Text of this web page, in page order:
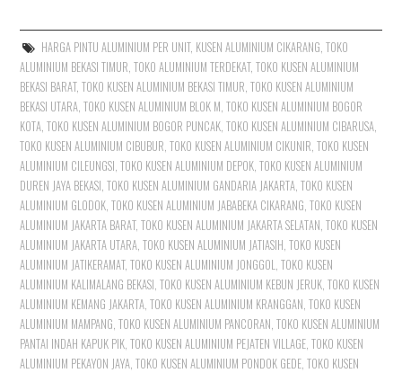
HARGA PINTU ALUMINIUM PER UNIT, KUSEN ALUMINIUM CIKARANG TOKO
ALUMINIUM BEKASI TIMUR ,TOKO ALUMINIUM TERDEKAT,TOKO KUSEN ALUMINIUM
BEKASI BARAT,TOKO KUSEN ALUMINIUM BEKASI TIMUR ,TOKO KUSEN ALUMINIUM
BEKASI UTARA ,TOKO KUSEN ALUMINIUM BLOK M ,TOKO KUSEN ALUMINIUM BOGOR
KOTA ,TOKO KUSEN ALUMINIUM BOGOR PUNCAK ,TOKO KUSEN ALUMINIUM CIBARUSA
TOKO KUSEN ALUMINIUM CIBUBUR ,TOKO KUSEN ALUMINIUM CIKUNIR ,TOKO KUSEN
ALUMINIUM CILEUNGSI ,TOKO KUSEN ALUMINIUM DEPOK ,TOKO KUSEN ALUMINIUM
DUREN JAYA BEKASI ,TOKO KUSEN ALUMINIUM GANDARIA JAKARTA ,TOKO KUSEN
ALUMINIUM GLODOK ,TOKO KUSEN ALUMINIUM JABABEKA CIKARANG ,TOKO KUSEN
ALUMINIUM JAKARTA BARAT,TOKO KUSEN ALUMINIUM JAKARTA SELATAN ,TOKO KUSEN
ALUMINIUM JAKARTA UTARA ,TOKO KUSEN ALUMINIUM JATIASIH ,TOKO KUSEN
ALUMINIUM JATIKERAMAT,TOKO KUSEN ALUMINIUM JONGGOL ,TOKO KUSEN
ALUMINIUM KALIMALANG BEKASI ,TOKO KUSEN ALUMINIUM KEBUN JERUK ,TOKO KUSEN
ALUMINIUM KEMANG JAKARTA ,TOKO KUSEN ALUMINIUM KRANGGAN ,TOKO KUSEN
ALUMINIUM MAMPANG ,TOKO KUSEN ALUMINIUM PANCORAN ,TOKO KUSEN ALUMINIUM
PANTAI INDAH KAPUK PIK ,TOKO KUSEN ALUMINIUM PEJATEN VILLAGE ,TOKO KUSEN
ALUMINIUM PEKAYON JAYA ,TOKO KUSEN ALUMINIUM PONDOK GEDE ,TOKO KUSEN